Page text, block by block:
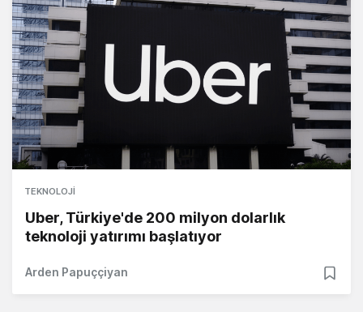
TEKNOLOJI
Uber, Türkiye'de 200 milyon dolarlık
teknoloji yatırımı başlatıyor
Arden Papuççiyan